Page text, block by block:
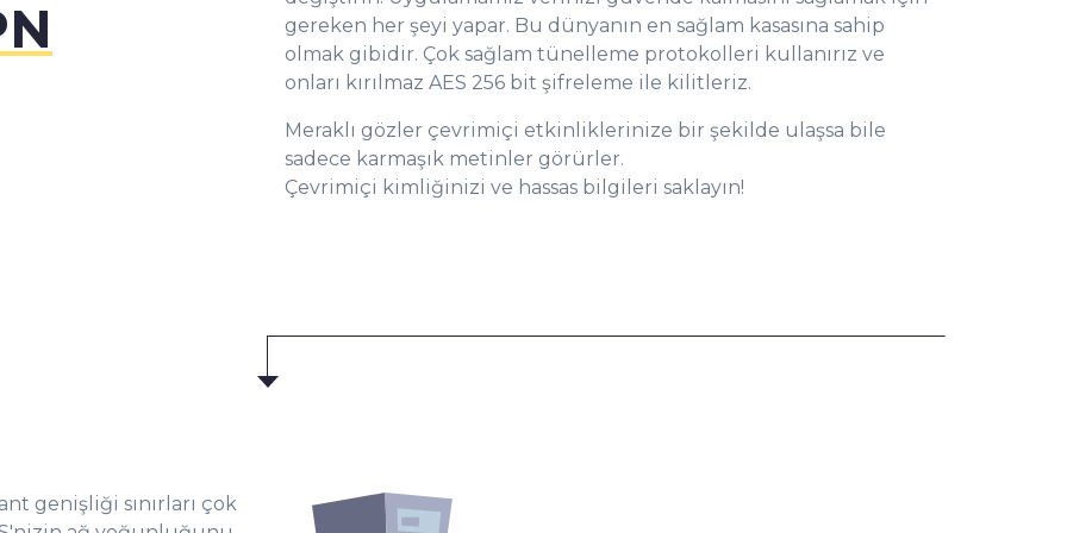
gereken her şeyi yapar. Bu dünyanın en sağlam kasasına sahip
olmak gibidir. Çok sağlam tünelleme protokolleri kullanırız ve
onları kırılmaz AES 256 bit şifreleme ile kilitleriz.
Meraklı gözler çevrimiçi etkinliklerinize bir şekilde ulaşsa bile
sadece karmaşık metinler görürler.
Çevrimiçi kimliğinizi ve hassas bilgileri saklayın!
genişliği sınırları çok
1
2
3
5